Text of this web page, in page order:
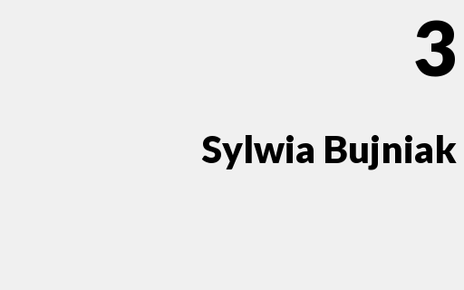
3
Sylwia Bujniak